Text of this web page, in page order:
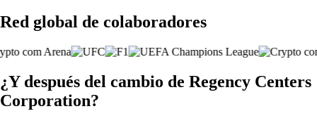
Red global de colaboradores
¿Y después del cambio de Regency Centers
Corporation?